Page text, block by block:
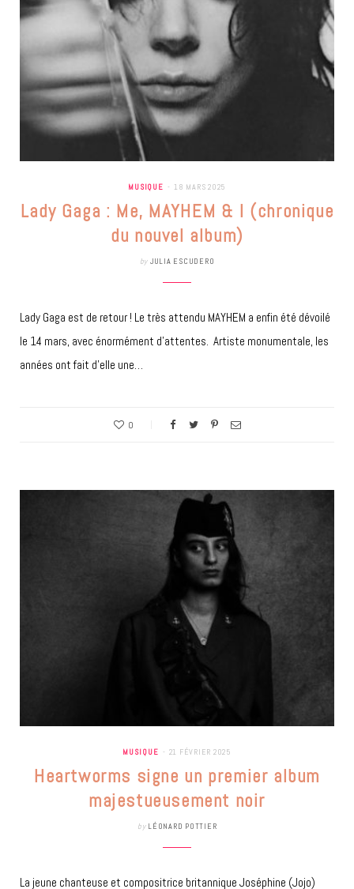
MUSIQUE 18 MARS 2025
Lady Gaga : Me, MAYHEM & I (chronique
du nouvel album)
by JULIA ESCUDERO
Lady Gaga est de retour ! Le très attendu MAYHEM a enfin été dévoilé
le 14 mars, avec énormément d’attentes. Artiste monumentale, les
années ont fait d’elle une…
0
MUSIQUE 21 FÉVRIER 2025
Heartworms signe un premier album
majestueusement noir
by LÉONARD POTTIER
La jeune chanteuse et compositrice britannique Joséphine (Jojo)